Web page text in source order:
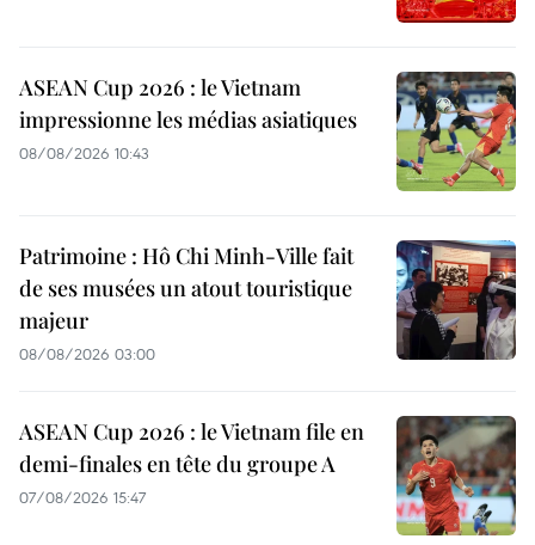
ASEAN Cup 2026 : le Vietnam
impressionne les médias asiatiques
08/08/2026 10:43
Patrimoine : Hô Chi Minh-Ville fait
de ses musées un atout touristique
majeur
08/08/2026 03:00
ASEAN Cup 2026 : le Vietnam file en
demi-finales en tête du groupe A
07/08/2026 15:47